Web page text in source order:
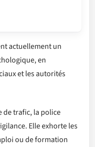
actuellement un
en
et les autorités
de trafic, la police
Elle exhorte les
ou de formation